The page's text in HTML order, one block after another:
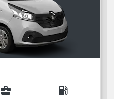
business_center local_gas_station